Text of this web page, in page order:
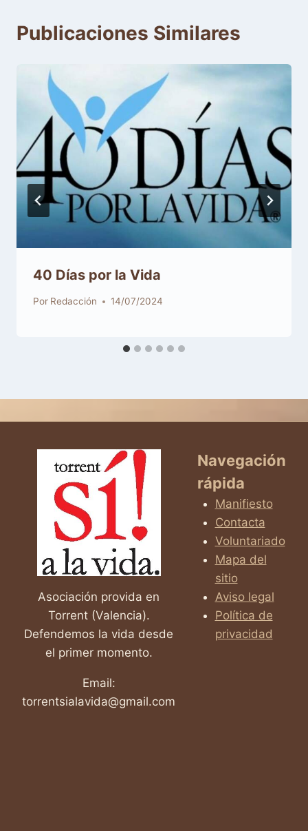
Publicaciones Similares
40 Días por la Vida
Por Redacción 14/07/2024
Asociación provida en
Torrent (Valencia).
Defendemos la vida desde
el primer momento.
Email:
torrentsialavida@gmail.com
Navegación
rápida
Manifiesto
Contacta
Voluntariado
Mapa del
sitio
Aviso legal
Política de
privacidad